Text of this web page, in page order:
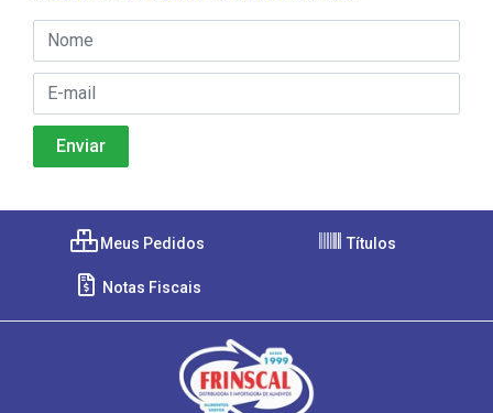
Meus Pedidos Títulos
Notas Fiscais